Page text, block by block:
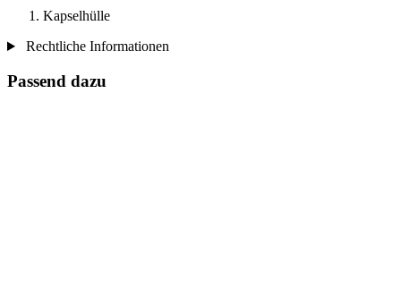
Kapselhülle
Rechtliche Informationen
Passend dazu